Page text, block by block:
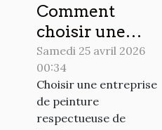
Comment
choisir une
entreprise de
peinture
respectueuse de
l’environnement
Samedi 25 avril 2026
00:34
Choisir une entreprise
de peinture
respectueuse de